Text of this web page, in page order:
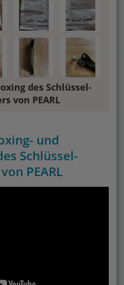
des Schlüssel-
von PEARL
und
Schlüssel-
PEARL